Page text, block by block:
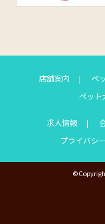
店舗案内 ペ
ペット
求人情報
プライバシ